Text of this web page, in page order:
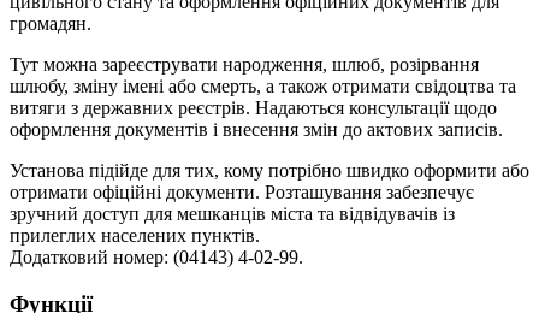
громадян.
Тут можна зареєструвати народження, шлюб, розірвання
шлюбу, зміну імені або смерть, а також отримати свідоцтва та
витяги з державних реєстрів. Надаються консультації щодо
оформлення документів і внесення змін до актових записів.
Установа підійде для тих, кому потрібно швидко оформити або
отримати офіційні документи. Розташування забезпечує
зручний доступ для мешканців міста та відвідувачів із
прилеглих населених пунктів.
Додатковий номер: (04143) 4-02-99.
Функції